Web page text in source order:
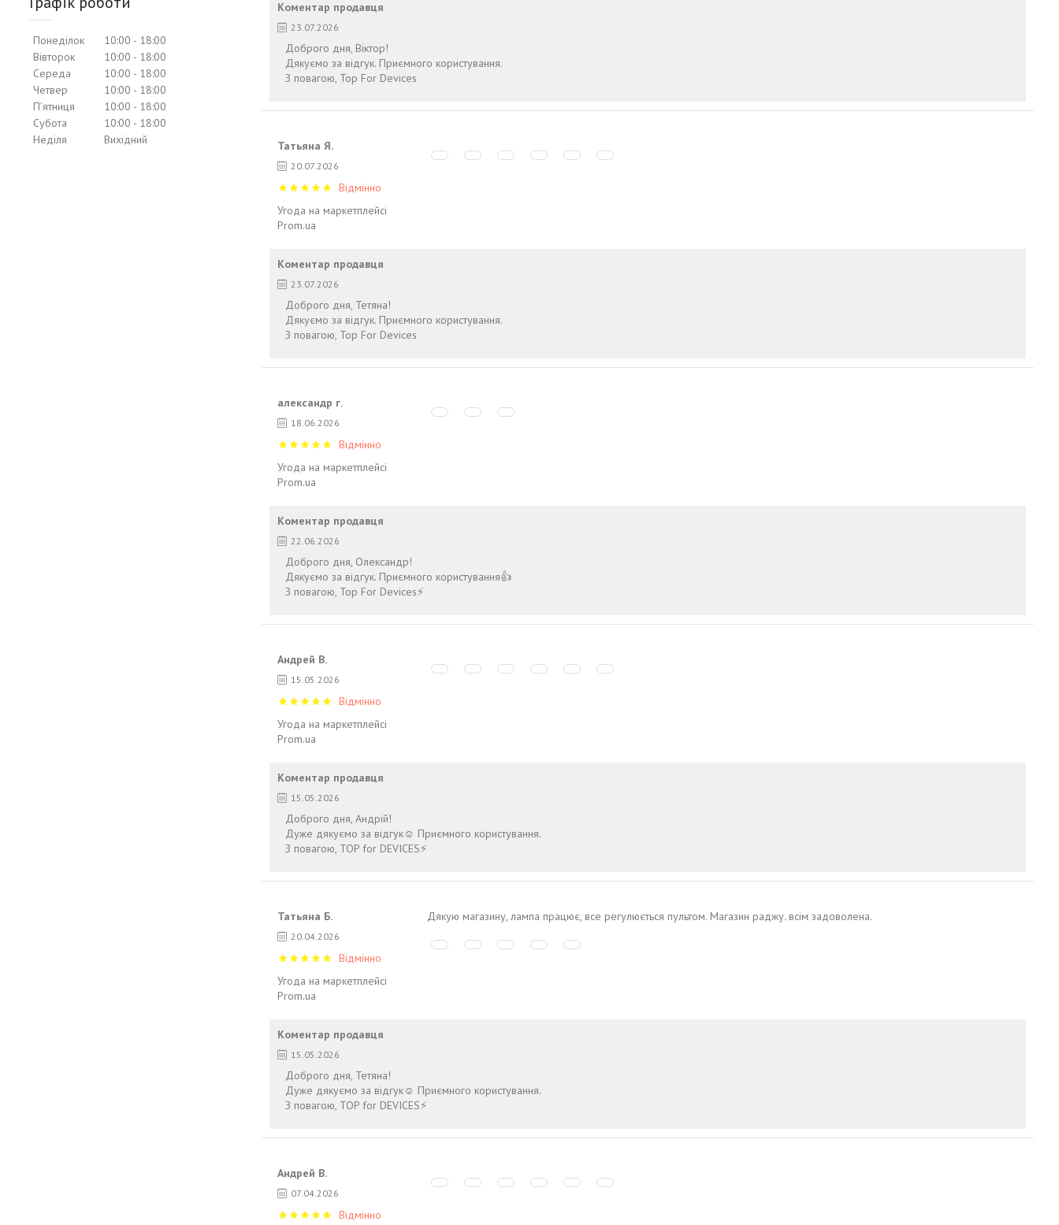
Коментар продавця
23.07.2026
Доброго дня, Віктор!
Дякуємо за відгук. Приємного користування.
З повагою, Top For Devices
Татьяна Я.
20.07.2026
Відмінно
Угода на маркетплейсі
Prom.ua
Коментар продавця
23.07.2026
Доброго дня, Тетяна!
Дякуємо за відгук. Приємного користування.
З повагою, Top For Devices
александр г.
18.06.2026
Відмінно
Угода на маркетплейсі
Prom.ua
Коментар продавця
22.06.2026
Доброго дня, Олександр!
Дякуємо за відгук. Приємного користування👍
З повагою, Top For Devices⚡️
Андрей В.
15.05.2026
Відмінно
Угода на маркетплейсі
Prom.ua
Коментар продавця
15.05.2026
Доброго дня, Андрій!
Дуже дякуємо за відгук☺️ Приємного користування.
З повагою, TOP for DEVICES⚡️
Татьяна Б.
20.04.2026
Відмінно
Угода на маркетплейсі
Prom.ua
Дякую магазину, лампа працює, все регулюється пультом. Магазин раджу. всім задоволена.
Коментар продавця
15.05.2026
Доброго дня, Тетяна!
Дуже дякуємо за відгук☺️ Приємного користування.
З повагою, TOP for DEVICES⚡️
Андрей В.
07.04.2026
Відмінно
Понеділок 10:00
18:00
Вівторок
10:00
18:00
Середа
10:00
18:00
Четвер
10:00
18:00
Пʼятниця
10:00
18:00
Субота
10:00
18:00
Неділя
Вихідний